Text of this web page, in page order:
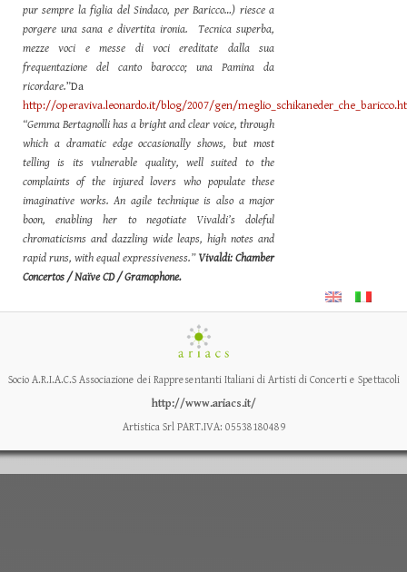
pur sempre la figlia del Sindaco, per Baricco…) riesce a
porgere una sana e divertita ironia. Tecnica superba,
mezze voci e messe di voci ereditate dalla sua
frequentazione del canto barocco; una Pamina da
ricordare.”Da
http://operaviva.leonardo.it/blog/2007/gen/
“Gemma Bertagnolli has a bright and clear voice, through
which a dramatic edge occasionally shows, but most
telling is its vulnerable quality, well suited to the
complaints of the injured lovers who populate these
imaginative works. An agile technique is also a major
boon, enabling her to negotiate Vivaldi’s doleful
chromaticisms and dazzling wide leaps, high notes and
rapid runs, with equal expressiveness.”Vivaldi: Chamber
Concertos / Naïve CD / Gramophone.
Socio A.R.I.A.C.S Associazione dei Rappresentanti Italiani di Artisti di Concerti e Spettacoli
http://www.ariacs.it/
Artistica Srl PART.IVA: 05538180489